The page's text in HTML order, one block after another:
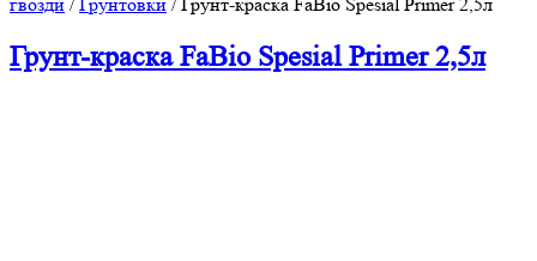
Грунт-краска FaBio Spesial Primer 2,5л